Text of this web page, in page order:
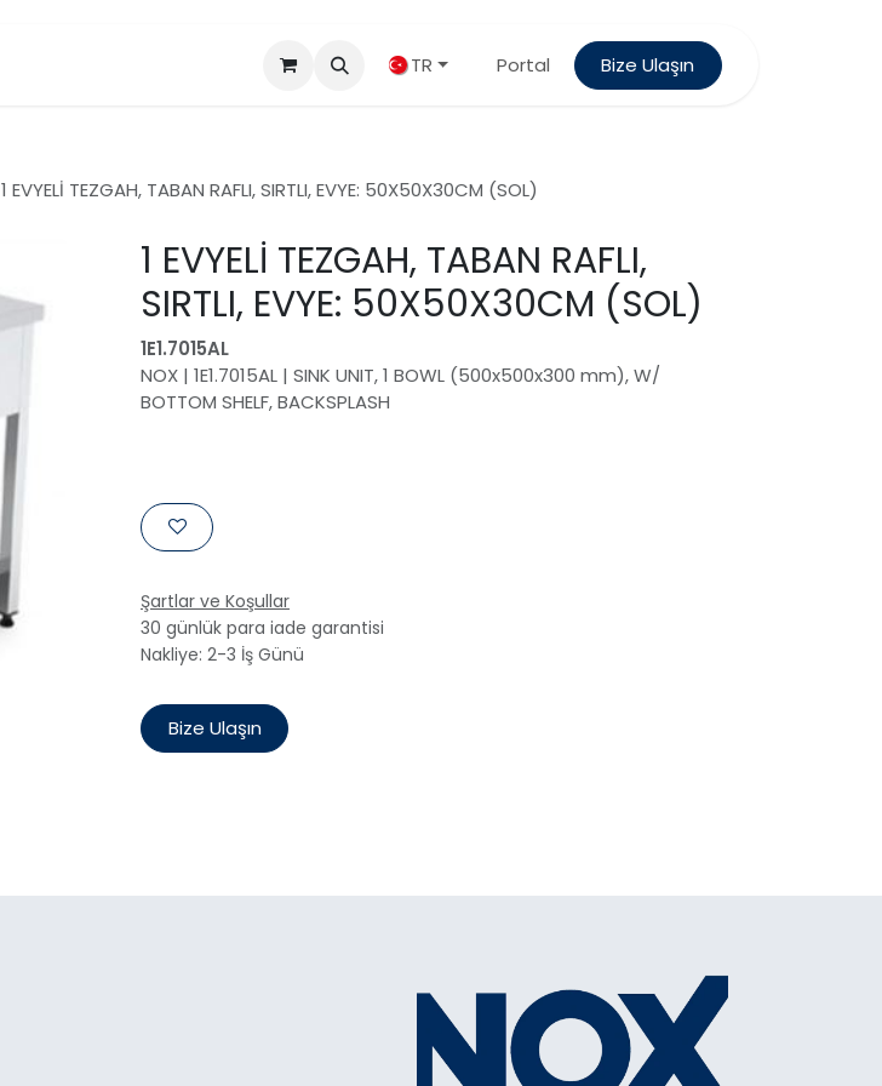
TR Portal Bize Ulaşın
1 EVYELİ TEZGAH, TABAN RAFLI, SIRTLI, EVYE: 50X50X30CM (SOL)
1 EVYELİ TEZGAH, TABAN RAFLI,
SIRTLI, EVYE: 50X50X30CM (SOL)
1E1.7015AL
NOX | 1E1.7015AL | SINK UNIT, 1 BOWL (500x500x300 mm), W/
BOTTOM SHELF, BACKSPLASH
Şartlar ve Koşullar
30 günlük para iade garantisi
Nakliye: 2-3 İş Günü
Bize Ulaşın